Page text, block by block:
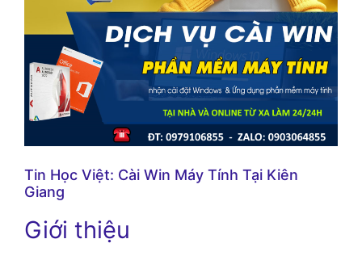
Tin Học Việt: Cài Win Máy Tính Tại Kiên
Giang
Giới thiệu